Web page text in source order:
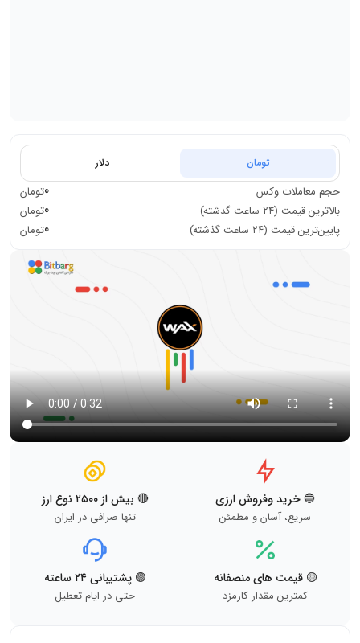
تومان دلار
حجم معاملات وکس 0تومان
بالاترین قیمت (۲۴ ساعت گذشته)
0تومان
پایین‌ترین قیمت (۲۴ ساعت گذشته)
0تومان
🔵 خرید وفروش ارزی
سریع، آسان و مطمئن
🔴 بیش از ۲۵۰۰ نوع ارز
تنها صرافی در ایران
🟡 قیمت های منصفانه
کمترین مقدار کارمزد
🟢 پشتیبانی ۲۴ ساعته
حتی در ایام تعطیل